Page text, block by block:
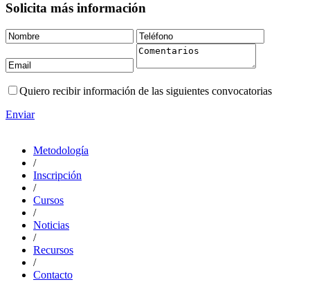
Solicita más información
Quiero recibir información de las siguientes convocatorias
Enviar
Metodología
/
Inscripción
/
Cursos
/
Noticias
/
Recursos
/
Contacto